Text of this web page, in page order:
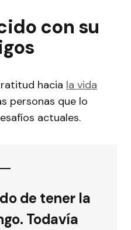
con su
hacia la vida
personas que lo
actuales.
de tener la
Todavía